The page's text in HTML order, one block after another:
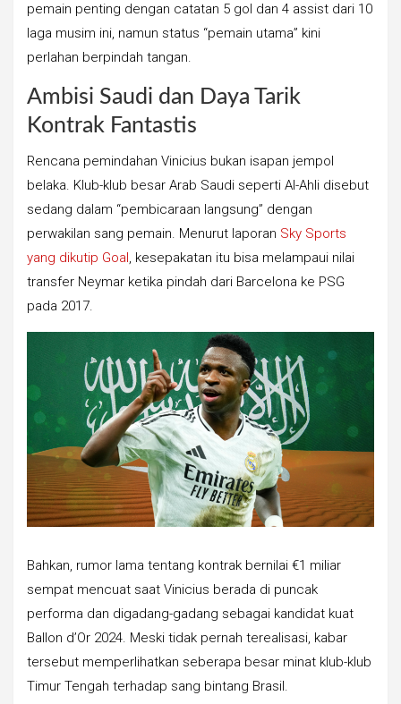
pemain penting dengan catatan 5 gol dan 4 assist dari 10
laga musim ini, namun status “pemain utama” kini
perlahan berpindah tangan.
Ambisi Saudi dan Daya Tarik
Kontrak Fantastis
Rencana pemindahan Vinicius bukan isapan jempol
belaka. Klub-klub besar Arab Saudi seperti Al-Ahli disebut
sedang dalam “pembicaraan langsung” dengan
perwakilan sang pemain. Menurut laporan Sky Sports
yang dikutip Goal, kesepakatan itu bisa melampaui nilai
transfer Neymar ketika pindah dari Barcelona ke PSG
pada 2017.
Bahkan, rumor lama tentang kontrak bernilai €1 miliar
sempat mencuat saat Vinicius berada di puncak
performa dan digadang-gadang sebagai kandidat kuat
Ballon d’Or 2024. Meski tidak pernah terealisasi, kabar
tersebut memperlihatkan seberapa besar minat klub-klub
Timur Tengah terhadap sang bintang Brasil.